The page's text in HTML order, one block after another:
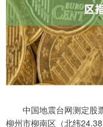
中国地震台网测定股
柳州市柳南区（北纬